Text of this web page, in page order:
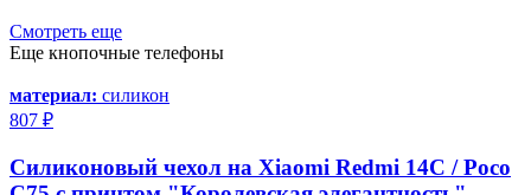
Смотреть еще
Еще кнопочные телефоны
материал: силикон
807 ₽
Силиконовый чехол на Xiaomi Redmi 14C / Poco